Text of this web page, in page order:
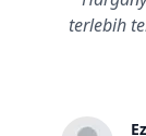
terlebih